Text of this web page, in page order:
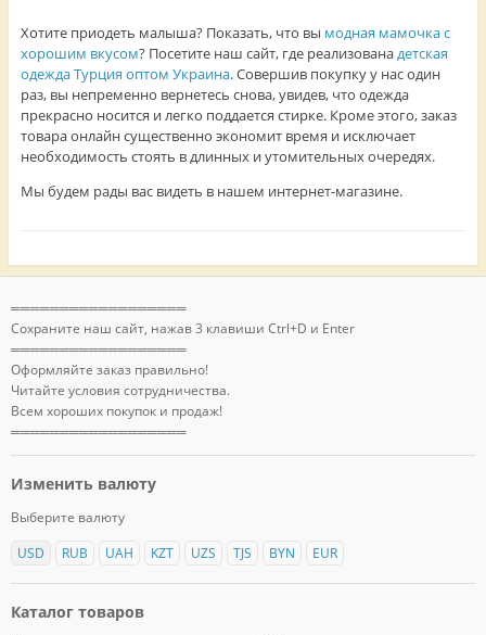
Хотите приодеть малыша? Показать, что вы модная мамочка с
хорошим вкусом? Посетите наш сайт, где реализованадетская
одежда Турция оптом Украина. Совершив покупку у нас один
раз, вы непременно вернетесь снова, увидев, что одежда
прекрасно носится и легко поддается стирке. Кроме этого, заказ
товара онлайн существенно экономит время и исключает
необходимость стоять в длинных и утомительных очередях.
Мы будем рады вас видеть в нашем интернет-магазине.
══════════════════
Сохраните наш сайт, нажав 3 клавиши Ctrl+D и Enter
══════════════════
Оформляйте заказ правильно!
Читайте условия сотрудничества.
Всем хороших покупок и продаж!
══════════════════
Изменить валюту
Выберите валюту
USD
RUB UAH KZT UZS TJS BYN EUR
Каталог товаров